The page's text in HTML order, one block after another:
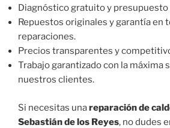
Diagnóstico gratuito y presupuesto
Repuestos originales y garantía en
reparaciones.
Precios transparentes y
Trabajo garantizado con la máxima
nuestros clientes.
Si necesitas unareparación de
Sebastián de los Reyes, no dudes